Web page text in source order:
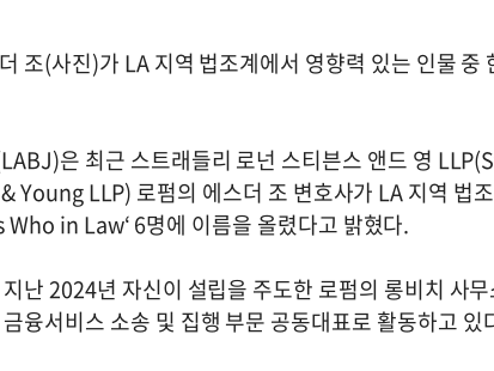
조(사진)가 LA 지역 법조계에서 영향력 있는 인물 중
은 최근 스트래들리 로넌 스티븐스 앤드 영
Young LLP) 로펌의 에스더 조 변호사가 LA 지역 법
Who in Law‘ 6명에 이름을 올렸다고 밝혔다.
난 2024년 자신이 설립을 주도한 로펌의 롱비치 사
융서비스 소송 및 집행 부문 공동대표로 활동하고 있